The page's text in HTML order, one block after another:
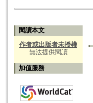
閱讀本文
作者或出版者未授權
無法提供閱讀
加值服務